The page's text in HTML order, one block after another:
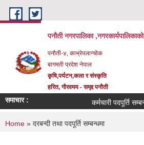
Skip to main content
पनौती नगरपालिका
पनौती-४, काभ्रेपलान्चोक
बागमती प्रदेश नेपाल
कृषि,पर्यटन,कला र संस्कृति
हरित, गौरवमय - समृद्द पनौती
समाचार : कर्मचारी पदपूर्ति
You are here
Home » दरबन्दी तथा पदपूर्ति सम्बन्धमा